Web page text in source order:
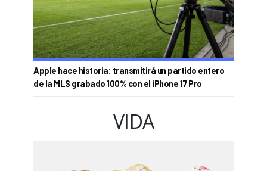
Apple hace historia: transmitirá un partido entero
de la MLS grabado 100% con el iPhone 17 Pro
VIDA